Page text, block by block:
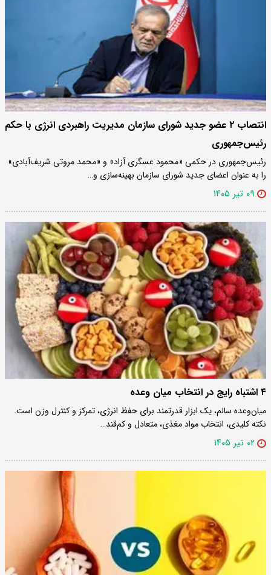
انتصاب ۲ عضو جدید شورای سازمان مدیریت راهبردی انرژی با حکم
رئیس‌جمهوری
رئیس‌جمهوری در حکمی «محمود عسگری آزاد» و «محمد مروتی شریف‌آبادی»
را به عنوان اعضای جدید شورای سازمان بهینه‌سازی و…
۰۹ تیر ۱۴۰۵
۴ اشتباه رایج در انتخاب میان وعده
میان‌وعده سالم، یک ابزار قدرتمند برای حفظ انرژی، تمرکز و کنترل وزن است.
نکته کلیدی، انتخاب مواد مغذی، متعادل و کم‌قند…
۰۲ تیر ۱۴۰۵